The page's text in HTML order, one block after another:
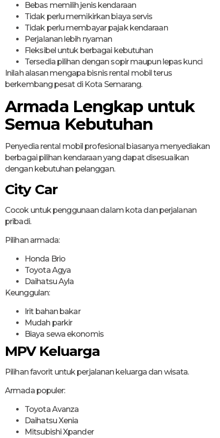
Bebas memilih jenis kendaraan
Tidak perlu memikirkan biaya servis
Tidak perlu membayar pajak kendaraan
Perjalanan lebih nyaman
Fleksibel untuk berbagai kebutuhan
Tersedia pilihan dengan sopir maupun lepas kunci
Inilah alasan mengapa bisnis rental mobil terus
berkembang pesat di Kota Semarang.
Armada Lengkap untuk
Semua Kebutuhan
Penyedia rental mobil profesional biasanya menyediakan
berbagai pilihan kendaraan yang dapat disesuaikan
dengan kebutuhan pelanggan.
City Car
Cocok untuk penggunaan dalam kota dan perjalanan
pribadi.
Pilihan armada:
Honda Brio
Toyota Agya
Daihatsu Ayla
Keunggulan:
Irit bahan bakar
Mudah parkir
Biaya sewa ekonomis
MPV Keluarga
Pilihan favorit untuk perjalanan keluarga dan wisata.
Armada populer:
Toyota Avanza
Daihatsu Xenia
Mitsubishi Xpander